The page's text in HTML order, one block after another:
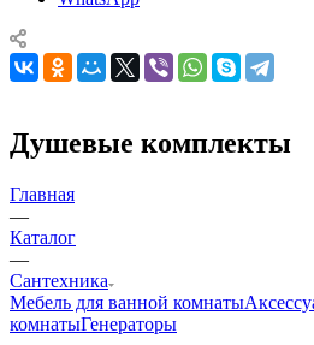
Душевые комплекты
Главная
—
Каталог
—
Сантехника
Мебель для ванной комнаты
комнатыГенераторы